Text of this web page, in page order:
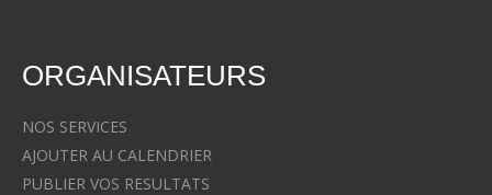
ORGANISATEURS
NOS SERVICES
AJOUTER AU CALENDRIER
PUBLIER VOS RESULTATS